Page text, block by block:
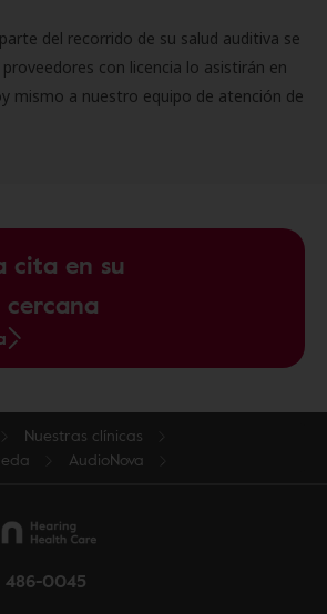
del recorrido de su salud auditiva se
con licencia lo asistirán en
mismo a nuestro equipo de atención de
cita en su
Nuestras clínicas
AudioNova
486-0045